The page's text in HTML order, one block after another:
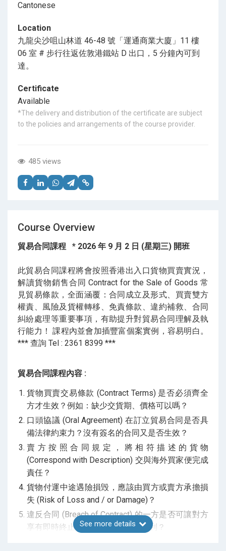
Cantonese
Location
九龍尖沙咀山林道 46-48 號「運通商業大廈」11 樓
06 室 # 步行往返佐敦港鐵站 D 出口，5 分鐘內可到
達。
Certificate
Available
*The delivery and distribution of the certificate are subject
to the policies and arrangements of the course provider.
485 views
Course Overview
貿易合同課程 * 2026 年 9 月 2 日 (星期三) 開班
此貿易合同課程將會按照香港出入口貨物買賣實況，
解讀貨物銷售合同 Contract for the Sale of Goods 常
見貿易條款，全面涵覆：合同成立及形式、買賣雙方
權責、風險及貨權轉移、免責條款、違約補救、合同
糾紛處理等重要事項，有助提升對貿易合同理解及執
行能力！ 課程內並會加插豐富個案實例，容易明白。
*** 查詢 Tel : 2361 8399 ***
貿易合同課程內容 :
貨物買賣交易條款 (Contract Terms) 是否必須齊全
方才生效？例如：缺少交貨期、價格可以嗎？
口頭協議 (Oral Agreement) 在訂立貿易合同是否具
備法律約束力？沒有簽名的合同又是否生效？
賣方按照合同規定，將相符描述的貨物
(Correspond with Description) 交與海外買家便完成
責任？
貨物付運中途遇險損毁，應該由買方或賣方承擔損
失 (Risk of Loss and / or Damage)？
違反合同 (Breach of Contract) 的一方是否可讓對方
享有即時終止合同 (Termination) 權利？
See more details